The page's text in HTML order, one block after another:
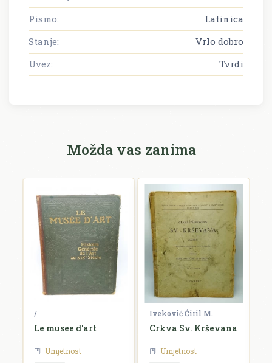
Pismo:
Latinica
Stanje:
Vrlo dobro
Uvez:
Tvrdi
Možda vas zanima
/
Le musee d'art
Umjetnost
Iveković Ćiril M.
Crkva Sv. Krševana
Umjetnost